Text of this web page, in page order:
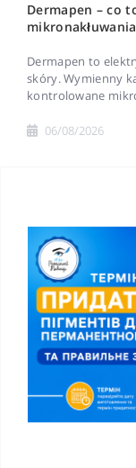
Dermapen – co
mikronakłuwania
Dermapen to
skóry. Wymienny
kontrolowane
06/08/2026